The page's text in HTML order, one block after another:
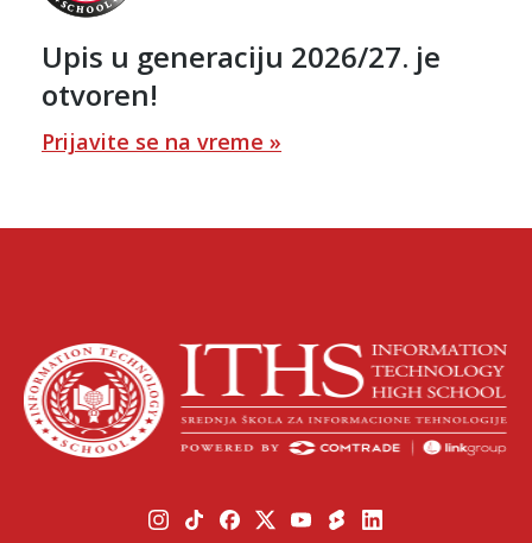
Upis u generaciju 2026/27. je
otvoren!
Prijavite se na vreme »